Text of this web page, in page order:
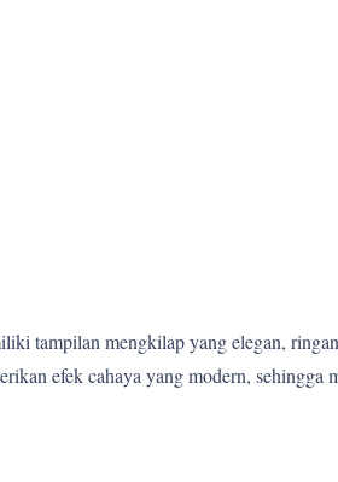
tampilan mengkilap yang elegan,
efek cahaya yang modern, sehingga